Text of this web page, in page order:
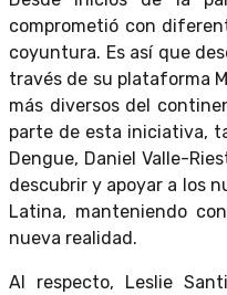
comprometió con
coyuntura. Es así que
través de su plataforma
más diversos del
parte de esta iniciativa,
Dengue, Daniel Valle-
descubrir y apoyar a los
Latina, manteniendo
nueva realidad.
Al respecto, Leslie